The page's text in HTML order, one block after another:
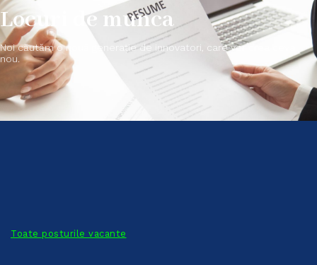
Locuri de munca
Noi căutăm o nouă generație de innovatori, care vor crea ceva
nou.
Toate posturile vacante